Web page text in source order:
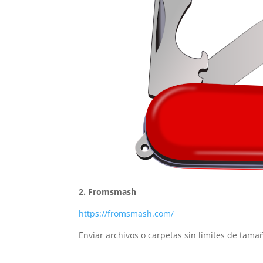
2. Fromsmash
https://fromsmash.com/
Enviar archivos o carpetas sin límites de